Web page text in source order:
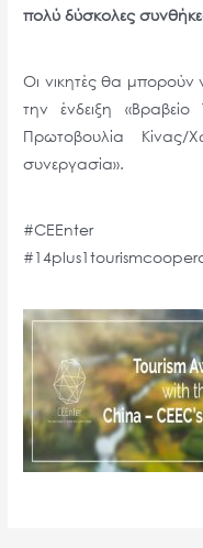
πολύ δύσκολες
Οι νικητές θα μπορούν
την ένδειξη
Πρωτοβουλία
συνεργασία».
#CEEnter